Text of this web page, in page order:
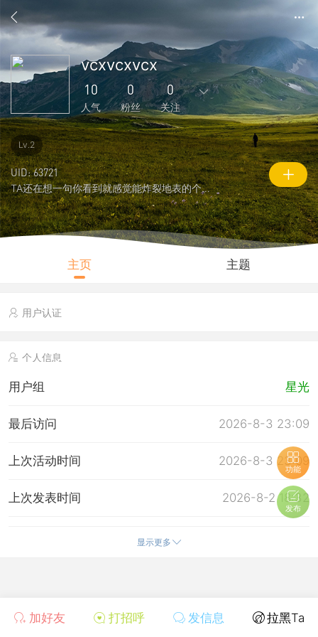
加好友 打招呼 发信息 拉黑Ta
vcxvcxvcx
10
人气
0
粉丝
0
关注
0
主题
58
回复
1
好友
0
粉丝
0
关注
0
说说
10
人气
330
积分
Lv.2
UID: 63721
TA还在想一句你看到就感觉能炸裂地表的个性签名
主页 主题
用户认证
个人信息
用户组 星光
2026-8-3 23:09
最后访问
2026-8-3 23:09
上次活动时间
2026-8-2 18:32
上次发表时间
显示更多
功能
发布